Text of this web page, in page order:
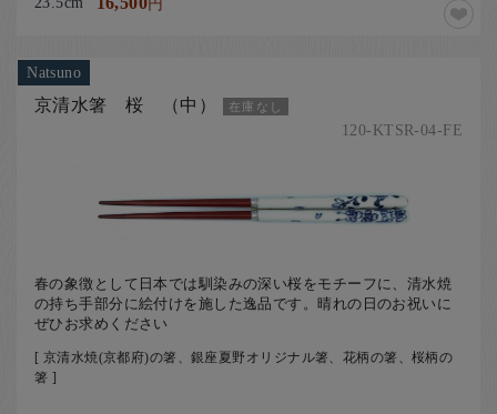
Natsuno
京清水箸 桜 （中） 在庫なし
120-KTSR-04-FE
春の象徴として日本では馴染みの深い桜をモチーフに、清水焼
の持ち手部分に絵付けを施した逸品です。晴れの日のお祝いに
ぜひお求めください
[ 京清水焼(京都府)の箸、銀座夏野オリジナル箸、花柄の箸、桜柄の
箸 ]